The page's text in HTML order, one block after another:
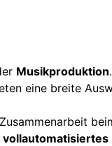
Musikproduktion.
eine breite
vollautomatisiertes